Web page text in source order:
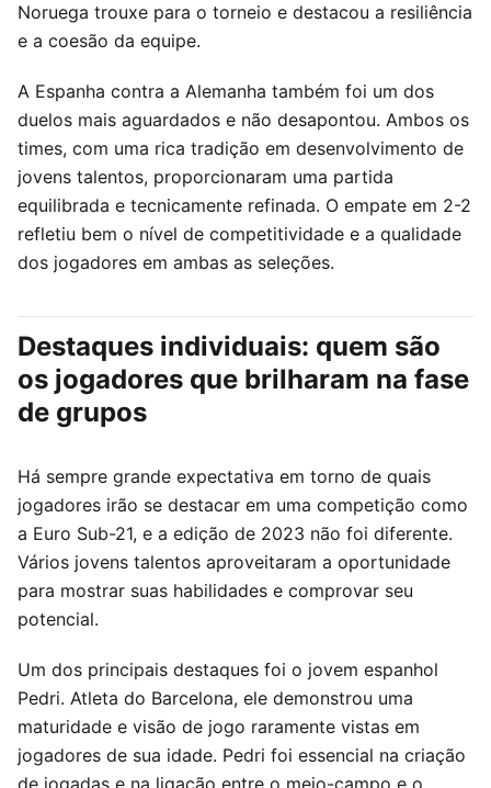
Noruega trouxe para o torneio e destacou a resiliência
e a coesão da equipe.
A Espanha contra a Alemanha também foi um dos
duelos mais aguardados e não desapontou. Ambos os
times, com uma rica tradição em desenvolvimento de
jovens talentos, proporcionaram uma partida
equilibrada e tecnicamente refinada. O empate em 2-2
refletiu bem o nível de competitividade e a qualidade
dos jogadores em ambas as seleções.
Destaques individuais: quem são
os jogadores que brilharam na fase
de grupos
Há sempre grande expectativa em torno de quais
jogadores irão se destacar em uma competição como
a Euro Sub-21, e a edição de 2023 não foi diferente.
Vários jovens talentos aproveitaram a oportunidade
para mostrar suas habilidades e comprovar seu
potencial.
Um dos principais destaques foi o jovem espanhol
Pedri. Atleta do Barcelona, ele demonstrou uma
maturidade e visão de jogo raramente vistas em
jogadores de sua idade. Pedri foi essencial na criação